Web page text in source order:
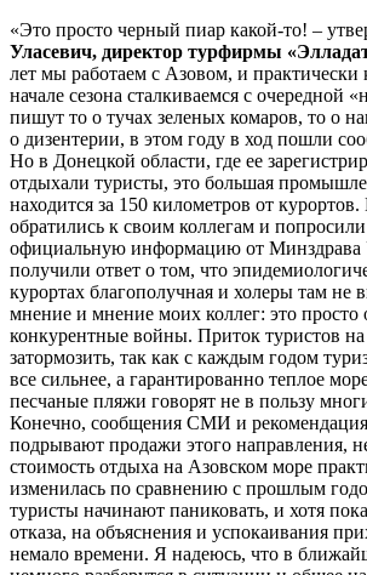
«Это просто черный пиар какой-то! –
Уласевич, директор турфирмы
лет мы работаем с Азовом, и практически
начале сезона сталкиваемся с очередной
пишут то о тучах зеленых комаров, то о
о дизентерии, в этом году в ход пошли
Но в Донецкой области, где ее
отдыхали туристы, это большая
находится за 150 километров от
обратились к своим коллегам и
официальную информацию от
получили ответ о том, что
курортах благополучная и холеры там не
мнение и мнение моих коллег: это просто
конкурентные войны. Приток туристов на
затормозить, так как с каждым годом
все сильнее, а гарантированно теплое
песчаные пляжи говорят не в пользу
Конечно, сообщения СМИ и
подрывают продажи этого направления,
стоимость отдыха на Азовском море
изменилась по сравнению с прошлым
туристы начинают паниковать, и хотя
отказа, на объяснения и успокаивания
немало времени. Я надеюсь, что в